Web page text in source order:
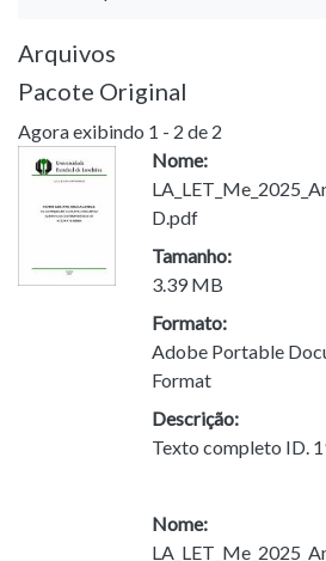
Arquivos
Pacote Original
Agora exibindo 1 - 2 de 2
Nome:
D.pdf
Tamanho:
3.39 MB
Formato:
Adobe Portable
Format
Descrição:
Texto completo ID.
Nome: